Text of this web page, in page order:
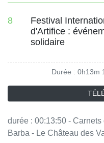
femmes victimes de
équipe : Sophie Hoffmann,
ce podcast ? Pour
rendez-vous sur Radio
8
Festival
d'Artifice :
solidaire
Durée : 0h13m
durée : 00:13:50 - Carnets de campagne - par : Dorothée
Barba - Le Château des